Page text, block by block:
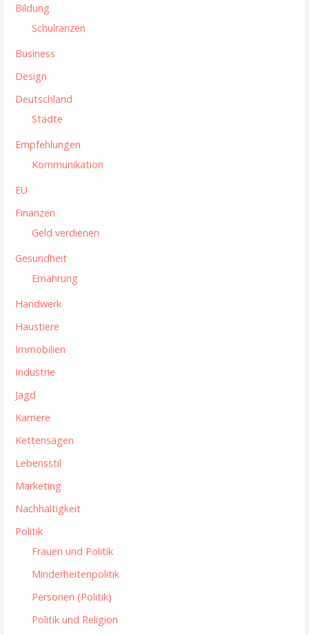
Bildung
Schulranzen
Business
Design
Deutschland
Städte
Empfehlungen
Kommunikation
EU
Finanzen
Geld verdienen
Gesundheit
Ernährung
Handwerk
Haustiere
Immobilien
Industrie
Jagd
Karriere
Kettensägen
Lebensstil
Marketing
Nachhaltigkeit
Politik
Frauen und Politik
Minderheitenpolitik
Personen (Politik)
Politik und Religion